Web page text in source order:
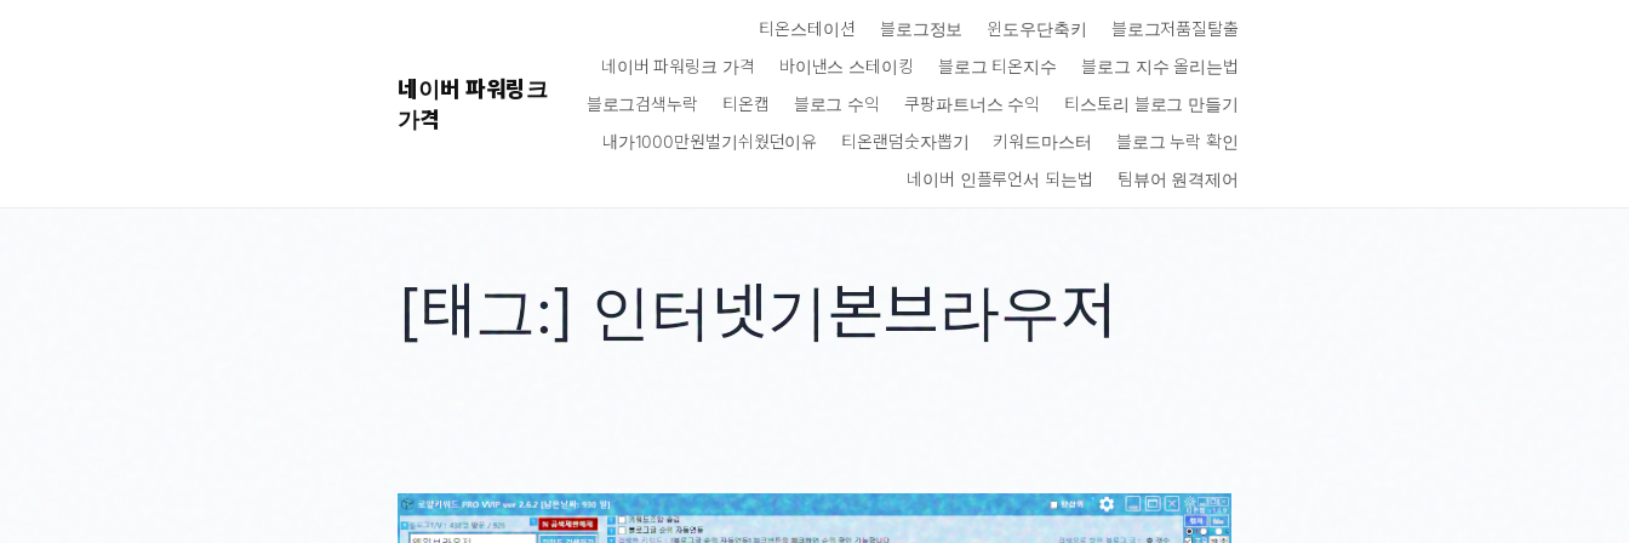
네이버 파워링크
가격
티온스테이션 블로그정보 윈도우단축키
블로그저품질탈출
네이버 파워링크 가격
바이낸스 스테이킹 블로그 티온지수
블로그 지수 올리는법
블로그검색누락
티온캡 블로그 수익 쿠팡파트너스 수익
티스토리 블로그 만들기
내가1000만원벌기쉬웠던이유
티온랜덤숫자뽑기 키워드마스터
블로그 누락 확인
네이버 인플루언서 되는법
팀뷰어 원격제어
[태그:] 인터넷기본브라우저